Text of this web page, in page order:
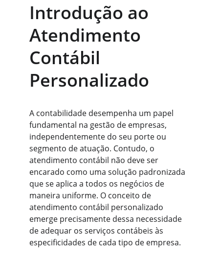
Introdução ao
Atendimento
Contábil
Personalizado
A contabilidade desempenha um papel
fundamental na gestão de empresas,
independentemente do seu porte ou
segmento de atuação. Contudo, o
atendimento contábil não deve ser
encarado como uma solução padronizada
que se aplica a todos os negócios de
maneira uniforme. O conceito de
atendimento contábil personalizado
emerge precisamente dessa necessidade
de adequar os serviços contábeis às
especificidades de cada tipo de empresa.